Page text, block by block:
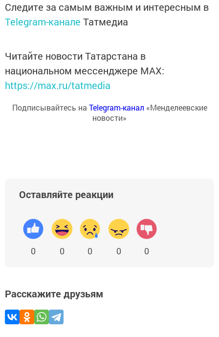
Следите за самым важным и интересным в
Telegram-канале Татмедиа
Читайте новости Татарстана в
национальном мессенджере MАХ:
https://max.ru/tatmedia
Подписывайтесь на Telegram-канал «Менделеевские
новости»
Оставляйте реакции
0 0 0 0 0
Расскажите друзьям